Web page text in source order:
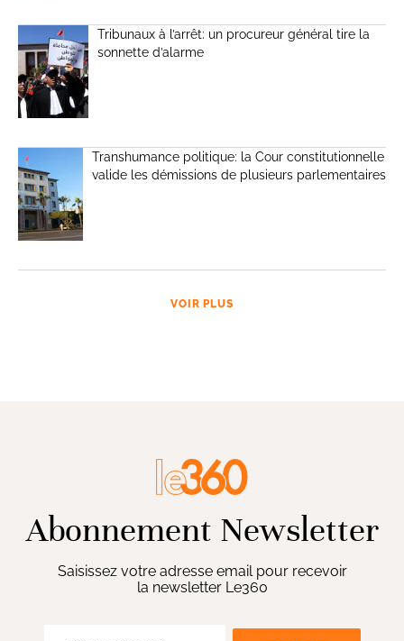
Tribunaux à l’arrêt: un procureur général tire la
sonnette d’alarme
Transhumance politique: la Cour constitutionnelle
valide les démissions de plusieurs parlementaires
VOIR PLUS
Abonnement Newsletter
Saisissez votre adresse email pour recevoir
la newsletter Le360